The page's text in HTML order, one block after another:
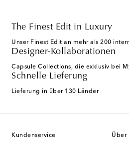
The Finest Edit in Luxury
Unser Finest Edit an mehr als 200
Designer-Kollaborationen
Capsule Collections, die exklusiv bei
Schnelle Lieferung
Lieferung in über 130 Länder
Kundenservice Über